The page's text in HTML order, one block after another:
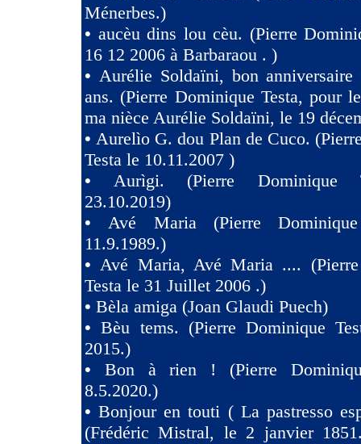
Ménerbes.)
• aucèu dins lou cèu. (Pierre
16 12 2006 à Barbaraou . )
• Aurélie Soldaïni, bon
ans. (Pierre Dominique Testa, pour
ma nièce Aurélie Soldaïni, le 19
•Aurelìo G. dou Plan de Cuco.
Testa le 10.11.2007 )
•Aurìgi. (Pierre Dominique
23.10.2019)
•Avé Maria (Pierre
11.9.1989.)
•Avé Maria, Avé Maria ....
Testa le 31 Juillet 2006 .)
• Bèla amiga (Joan Glaudi Puech)
•Bèu tems. (Pierre Dominique
2015.)
• Bon à rien ! (Pierre
8.5.2020.)
•Bonjour en touti ( La pastresso
(Frédéric Mistral, le 2 janvier